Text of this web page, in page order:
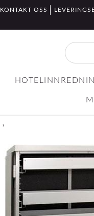
KONTAKT OSS